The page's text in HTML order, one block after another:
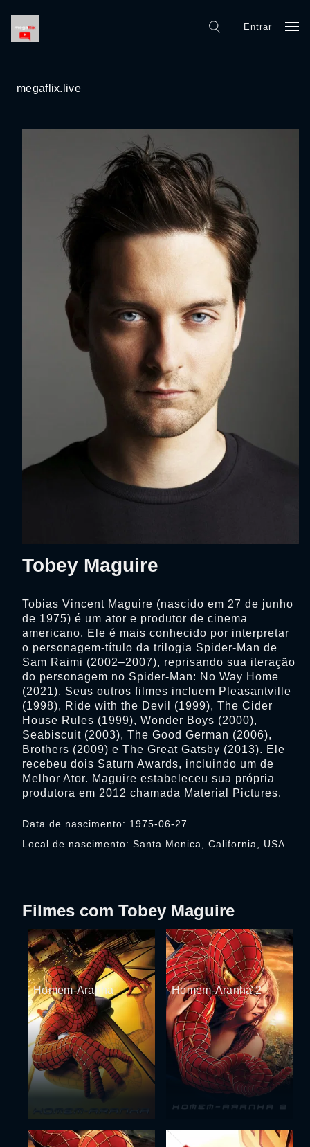
Entrar
megaflix.live
Tobey Maguire
Data de nascimento: 1975-06-27
Local de nascimento: Santa Monica, California, USA
Tobias Vincent Maguire (nascido em 27 de junho
de 1975) é um ator e produtor de cinema
americano. Ele é mais conhecido por interpretar
o personagem-título da trilogia Spider-Man de
Sam Raimi (2002–2007), reprisando sua iteração
do personagem no Spider-Man: No Way Home
(2021). Seus outros filmes incluem Pleasantville
(1998), Ride with the Devil (1999), The Cider
House Rules (1999), Wonder Boys (2000),
Seabiscuit (2003), The Good German (2006),
Brothers (2009) e The Great Gatsby (2013). Ele
recebeu dois Saturn Awards, incluindo um de
Melhor Ator. Maguire estabeleceu sua própria
produtora em 2012 chamada Material Pictures.
Filmes com Tobey Maguire
Homem-Aranha Homem-Aranha 2